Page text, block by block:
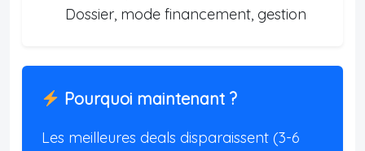
Dossier, mode financement, gestion
Pourquoi maintenant ?
Les meilleures deals disparaissent (3-6